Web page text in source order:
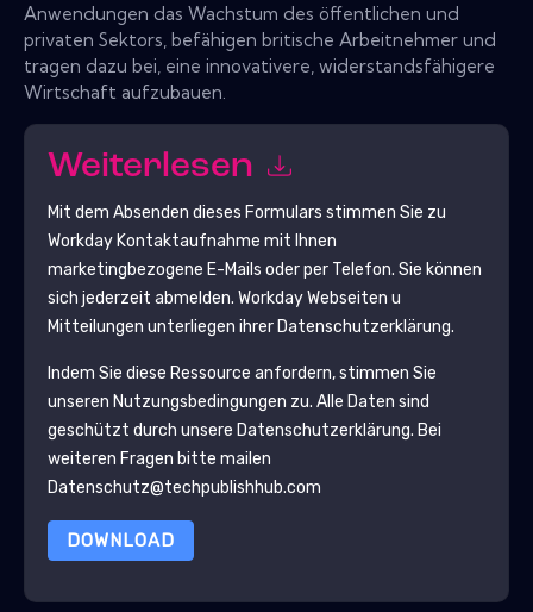
Anwendungen das Wachstum des öffentlichen und
privaten Sektors, befähigen britische Arbeitnehmer und
tragen dazu bei, eine innovativere, widerstandsfähigere
Wirtschaft aufzubauen.
Weiterlesen
Mit dem Absenden dieses Formulars stimmen Sie zu
WorkdayKontaktaufnahme mit Ihnen
marketingbezogene E-Mails oder per Telefon. Sie können
sich jederzeit abmelden. WorkdayWebseiten u
Mitteilungen unterliegen ihrer Datenschutzerklärung.
Indem Sie diese Ressource anfordern, stimmen Sie
unseren Nutzungsbedingungen zu. Alle Daten sind
geschützt durch unsere Datenschutzerklärung. Bei
weiteren Fragen bitte mailen
Datenschutz@techpublishhub.com
DOWNLOAD